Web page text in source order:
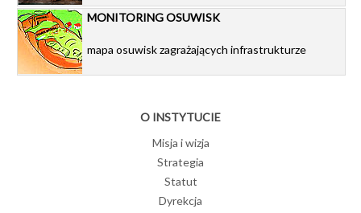
MONITORING OSUWISK
mapa osuwisk zagrażających infrastrukturze
O INSTYTUCIE
Misja i wizja
Strategia
Statut
Dyrekcja